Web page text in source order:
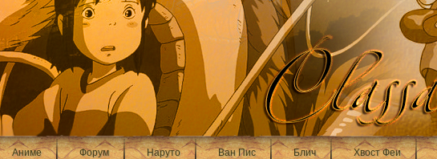
Аниме Форум Наруто Ван Пис Блич Хвост Феи